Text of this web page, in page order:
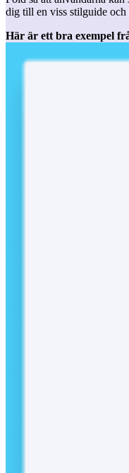
dig till en viss stilguide och
Här är ett bra exempel